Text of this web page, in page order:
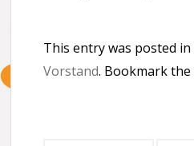
This entry was posted in
Vorstand. Bookmark the